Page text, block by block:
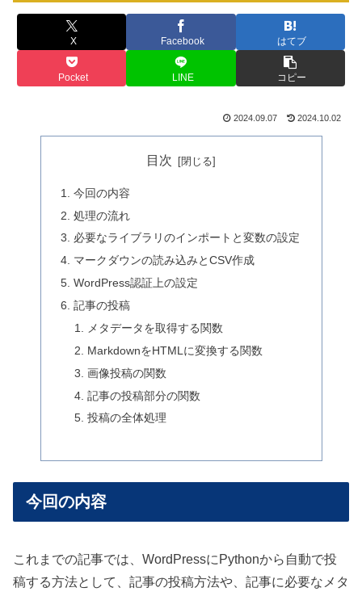
X Facebook はてブ
Pocket LINE コピー
2024.09.07 2024.10.02
目次
今回の内容
処理の流れ
必要なライブラリのインポートと変数の設定
マークダウンの読み込みとCSV作成
WordPress認証上の設定
記事の投稿
メタデータを取得する関数
MarkdownをHTMLに変換する関数
画像投稿の関数
記事の投稿部分の関数
投稿の全体処理
今回の内容
これまでの記事では、WordPressにPythonから自動で投
稿する方法として、記事の投稿方法や、記事に必要なメタ